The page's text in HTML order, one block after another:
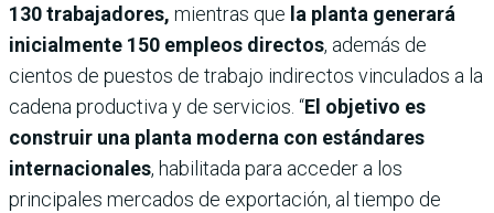
130 trabajadores, mientras que la planta generará
inicialmente 150 empleos directos, además de
cientos de puestos de trabajo indirectos vinculados a la
cadena productiva y de servicios. “El objetivo es
construir una planta moderna con estándares
internacionales, habilitada para acceder a los
principales mercados de exportación, al tiempo de